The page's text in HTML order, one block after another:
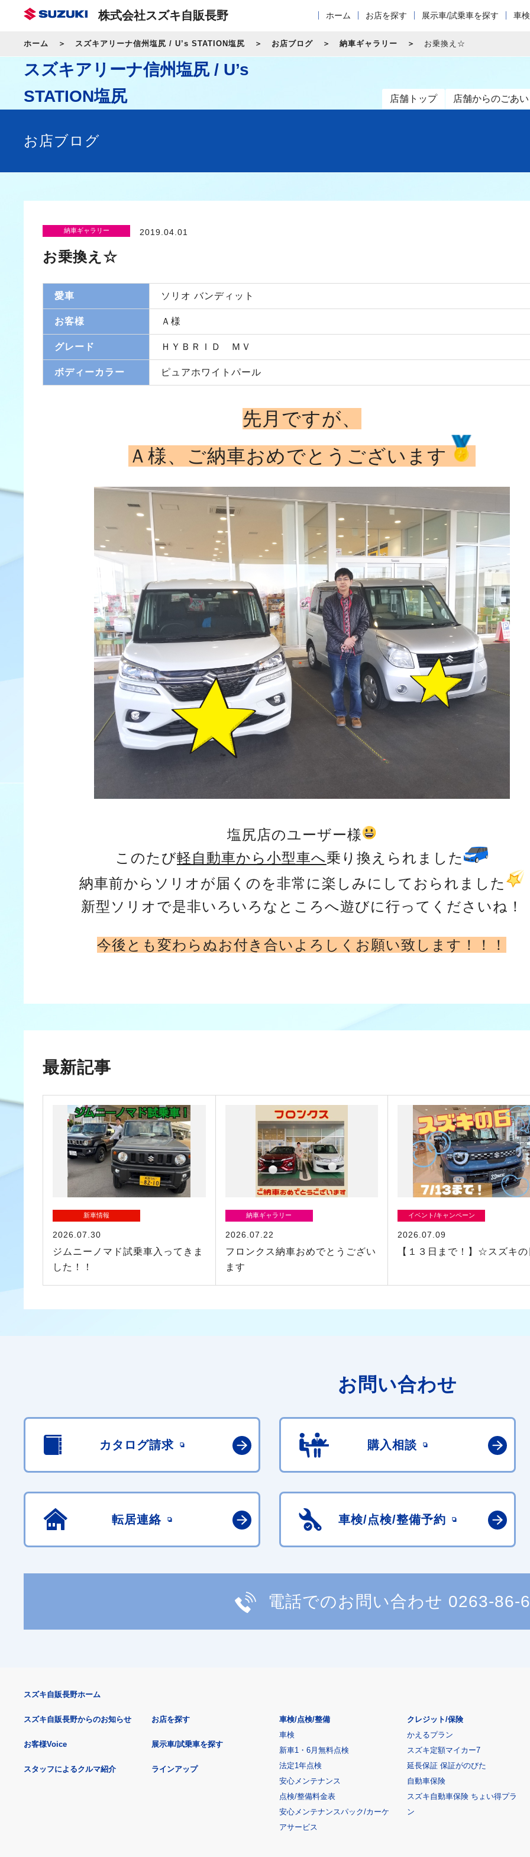
株式会社スズキ自販長野 ホーム お店を探す 展示車/試乗車を探す 車
ホーム スズキアリーナ信州塩尻 / U’s STATION塩尻 お店ブログ 納車ギャラリー お乗換え☆
スズキアリーナ信州塩尻 / U’s
STATION塩尻
店舗トップ 店舗からのごあ
お店ブログ
納車ギャラリー 2019.04.01
お乗換え☆
愛車 ソリオ バンディット
お客様 Ａ様
グレード ＨＹＢＲＩＤ ＭＶ
ボディーカラー ピュアホワイトパール
先月ですが、
Ａ様、 ご納車おめでとうございます
塩尻店のユーザー様
このたび軽自動車から小型車へ乗り換えられました
納車前からソリオが届くのを非常に楽しみにしておられました
新型ソリオで是非いろいろなところへ遊びに行ってくださいね！
今後とも変わらぬお付き合い よろしくお願い致します！！！
最新記事
新車情報
2026.07.30
ジムニーノマド試乗車入ってきま
した！！
納車ギャラリー
2026.07.22
フロンクス納車おめでとうござい
ます
イベント/キャンペーン
2026.07.09
【１３日まで！】☆スズキ
お問い合わせ
カタログ請求 購入相談
転居連絡 車検/点検/整備予約
電話でのお問い合わせ 0263-86-
スズキ自販長野ホーム
スズキ自販長野からのお知らせ
お客様Voice
スタッフによるクルマ紹介
お店を探す
展示車/試乗車を探す
ラインアップ
車検/点検/整備
車検
新車1・6月無料点検
法定1年点検
安心メンテナンス
点検/整備料金表
安心メンテナンスパック/カーケ
アサービス
クレジット/保険
かえるプラン
スズキ定額マイカー7
延長保証 保証がのびた
自動車保険
スズキ自動車保険 ちょい得プラ
ン